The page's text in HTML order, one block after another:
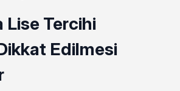
Lise Tercihi
Edilmesi